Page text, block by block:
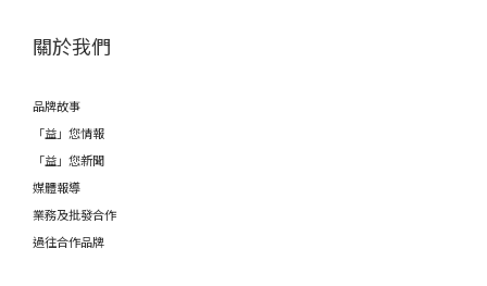
關於我們
品牌故事
「益」您情報
「益」您新聞
媒體報導
業務及批發合作
過往合作品牌